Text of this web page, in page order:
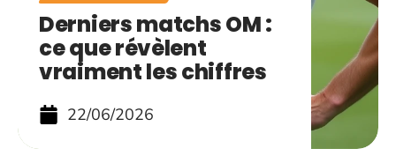
Derniers matchs OM :
ce que révèlent
vraiment les chiffres
22/06/2026